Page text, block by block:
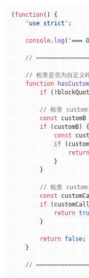
( function( ) {
'use strict' ;
console. log ( '===
//
// 检查是否为自定义
function
if
// 检查
const
if (customB) {
const
if
return
            }
        }
// 检查
const
if
return
        }
return false;
    }
//